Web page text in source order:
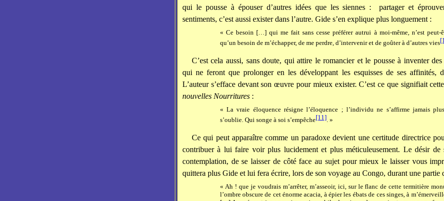
qui le pousse à épouser d’autres idées que les siennes :
partager et
sentiments, c’est aussi exister dans l’autre. Gide s’en explique plus longuement :
« Ce besoin […] qui me fait sans cesse préférer autrui à moi-même, n’est peut-
qu’un besoin de m’échapper, de me perdre, d’intervenir et de goûter à d’autres vies
C’est cela aussi, sans doute, qui attire le romancier et le pousse à inventer des
qui ne feront que prolonger en les développant les esquisses de ses affinités,
L’auteur s’efface devant son œuvre pour mieux exister. C’est ce que signifiait
nouvelles Nourritures :
« La vraie éloquence résigne l’éloquence ; l’individu ne s’affirme jamais
s’oublie. Qui songe à soi s’empêche[11]. »
Ce qui peut apparaître comme un paradoxe devient une certitude directrice
contribuer à lui faire voir plus lucidement et plus méticuleusement. Le désir de
contemplation, de se laisser de côté face au sujet pour mieux le laisser vous
quittera plus Gide et lui fera écrire, lors de son voyage au Congo, durant une partie
« Ah ! que je voudrais m’arrêter, m’asseoir, ici, sur le flanc de cette termitière
l’ombre obscure de cet énorme acacia, à épier les ébats de ces singes, à